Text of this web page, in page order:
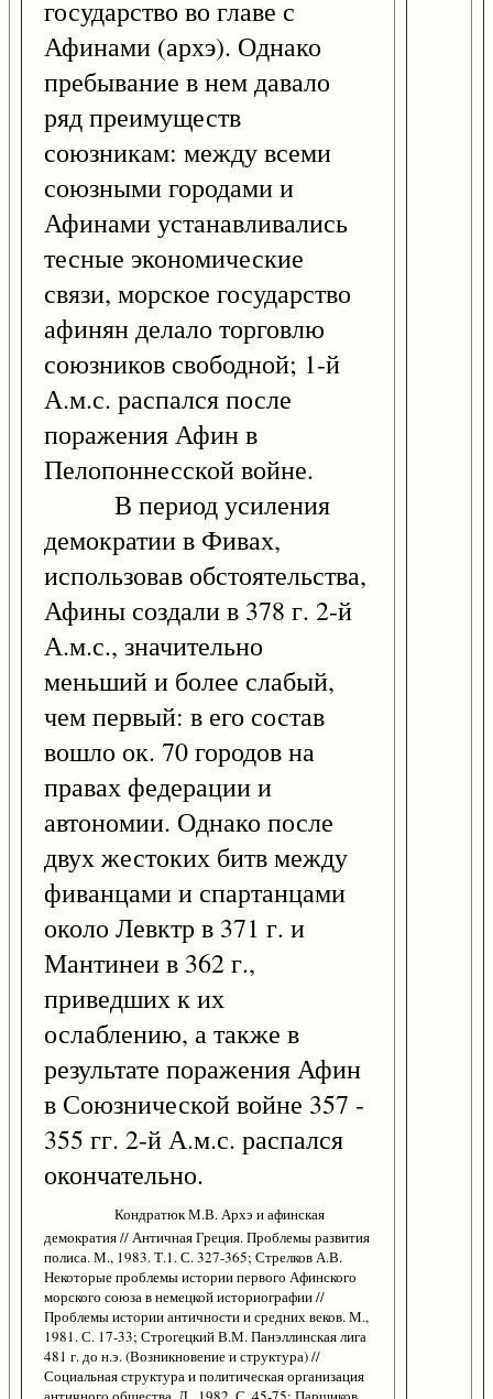
государство во главе с
Афинами (архэ). Однако
пребывание в нем давало
ряд преимуществ
союзникам: между всеми
союзными городами и
Афинами устанавливались
тесные экономические
связи, морское государство
афинян делало торговлю
союзников свободной; 1-й
А.м.с. распался после
поражения Афин в
Пелопоннесской войне.
В период усиления
демократии в Фивах,
использовав обстоятельства,
Афины создали в 378 г. 2-й
А.м.с., значительно
меньший и более слабый,
чем первый: в его состав
вошло ок. 70 городов на
правах федерации и
автономии. Однако после
двух жестоких битв между
фиванцами и спартанцами
около Левктр в 371 г. и
Мантинеи в 362 г.,
приведших к их
ослаблению, а также в
результате поражения Афин
в Союзнической войне 357 -
355 гг. 2-й А.м.с. распался
окончательно.
Кондратюк М.В. Архэ и афинская
демократия // Античная Греция. Проблемы развития
полиса. М., 1983. Т.1. С. 327-365; Стрелков А.В.
Некоторые проблемы истории первого Афинского
морского союза в немецкой историографии //
Проблемы истории античности и средних веков. М.,
1981. С. 17-33; Строгецкий В.М. Панэллинская лига
481 г. до н.э. (Возникновение и структура) //
Социальная структура и политическая организация